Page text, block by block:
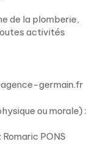
de la plomberie,
activités
germain.fr
ou morale) :
PONS